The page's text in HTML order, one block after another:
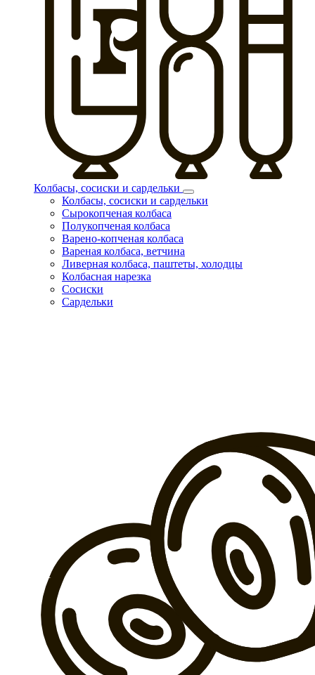
Колбасы, сосиски и сардельки
Колбасы, сосиски и сардельки
Сырокопченая колбаса
Полукопченая колбаса
Варено-копченая колбаса
Вареная колбаса, ветчина
Ливерная колбаса, паштеты, холодцы
Колбасная нарезка
Сосиски
Сардельки